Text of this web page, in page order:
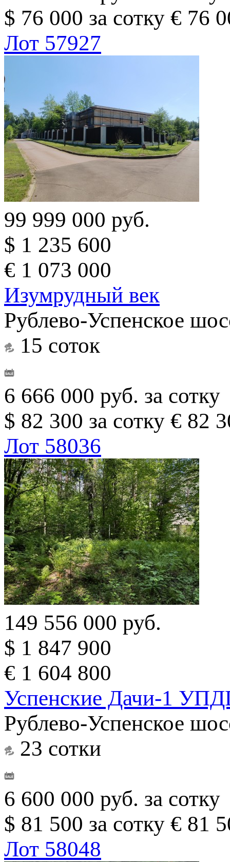
$ 76 000 за сотку € 76
Лот 57927
99 999 000 руб.
$ 1 235 600
€ 1 073 000
Изумрудный век
Рублево-Успенское
15 соток
6 666 000 руб. за сотку
$ 82 300 за сотку € 82
Лот 58036
149 556 000 руб.
$ 1 847 900
€ 1 604 800
Успенские Дачи-1
Рублево-Успенское
23 сотки
6 600 000 руб. за сотку
$ 81 500 за сотку € 81
Лот 58048